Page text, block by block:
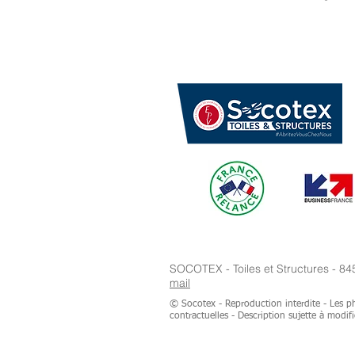
SOCOTEX - Toiles et Structures -
mail
© Socotex - Reproduction interdite - Les
contractuelles - Description sujette à